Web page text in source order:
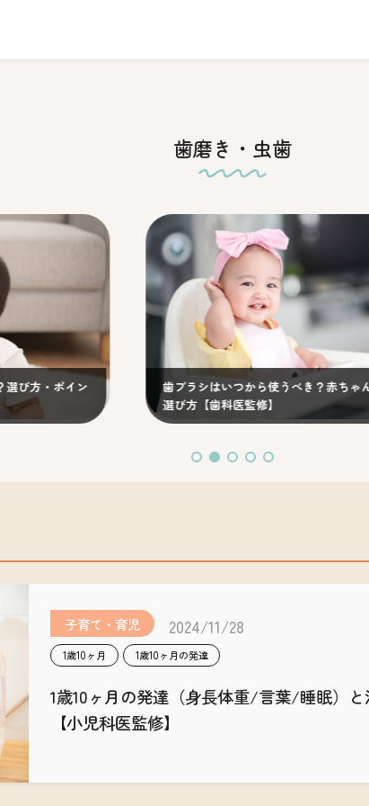
歯磨き・虫歯
歯ブラシはいつから使うべき？赤ちゃん用歯ブラシの
選び方【歯科医監修】
子育て・育児 2024/11/28
1歳10ヶ月 1歳10ヶ月の発達
1歳10ヶ月の発達（身長体重/言葉/睡眠）と
【小児科医監修】